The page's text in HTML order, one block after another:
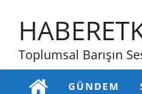
Toplumsal Barışın
GÜNDEM